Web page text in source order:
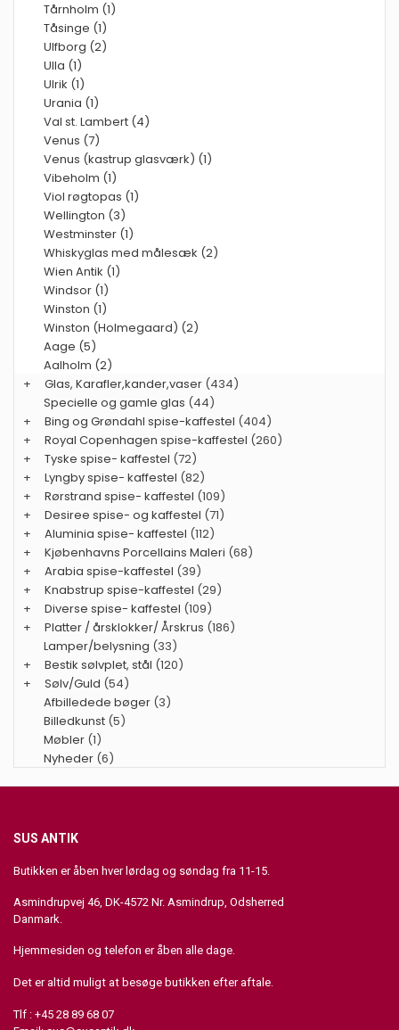
Tårnholm (1)
Tåsinge (1)
Ulfborg (2)
Ulla (1)
Ulrik (1)
Urania (1)
Val st. Lambert (4)
Venus (7)
Venus (kastrup glasværk) (1)
Vibeholm (1)
Viol røgtopas (1)
Wellington (3)
Westminster (1)
Whiskyglas med målesæk (2)
Wien Antik (1)
Windsor (1)
Winston (1)
Winston (Holmegaard) (2)
Aage (5)
Aalholm (2)
+
Glas, Karafler,kander,vaser (434)
Specielle og gamle glas (44)
+
Bing og Grøndahl spise-kaffestel (404)
+
Royal Copenhagen spise-kaffestel (260)
+
Tyske spise- kaffestel (72)
+
Lyngby spise- kaffestel (82)
+
Rørstrand spise- kaffestel (109)
+
Desiree spise- og kaffestel (71)
+
Aluminia spise- kaffestel (112)
+
Kjøbenhavns Porcellains Maleri (68)
+
Arabia spise-kaffestel (39)
+
Knabstrup spise-kaffestel (29)
+
Diverse spise- kaffestel (109)
+
Platter / årsklokker/ Årskrus (186)
Lamper/belysning (33)
+
Bestik sølvplet, stål (120)
+
Sølv/Guld (54)
Afbilledede bøger (3)
Billedkunst (5)
Møbler (1)
Nyheder (6)
SUS ANTIK
Butikken er åben hver lørdag og søndag fra 11-15.
Asmindrupvej 46, DK-4572 Nr. Asmindrup, Odsherred
Danmark.
Hjemmesiden og telefon er åben alle dage.
Det er altid muligt at besøge butikken efter aftale.
Tlf : +45 28 89 68 07